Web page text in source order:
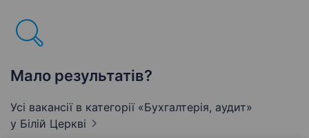
Мало результатів?
Усі вакансії в категорії «Бухгалтерія, аудит»
у Білій Церкві